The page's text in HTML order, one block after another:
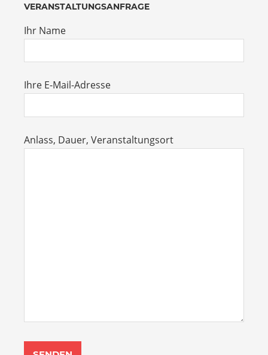
VERANSTALTUNGSANFRAGE
Ihr Name
Ihre E-Mail-Adresse
Anlass, Dauer, Veranstaltungsort